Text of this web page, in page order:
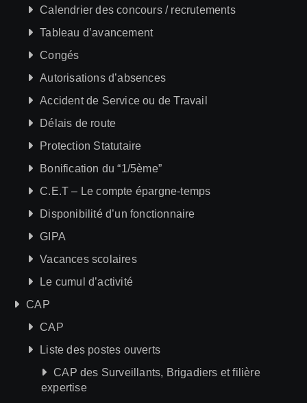
Calendrier des concours / recrutements
Tableau d’avancement
Congés
Autorisations d’absences
Accident de Service ou de Travail
Délais de route
Protection Statutaire
Bonification du “1/5ème”
C.E.T – Le compte épargne-temps
Disponibilité d’un fonctionnaire
GIPA
Vacances scolaires
Le cumul d’activité
CAP
CAP
Liste des postes ouverts
CAP des Surveillants, Brigadiers et filière
expertise